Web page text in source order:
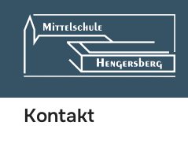
Inhalt
Kontakt